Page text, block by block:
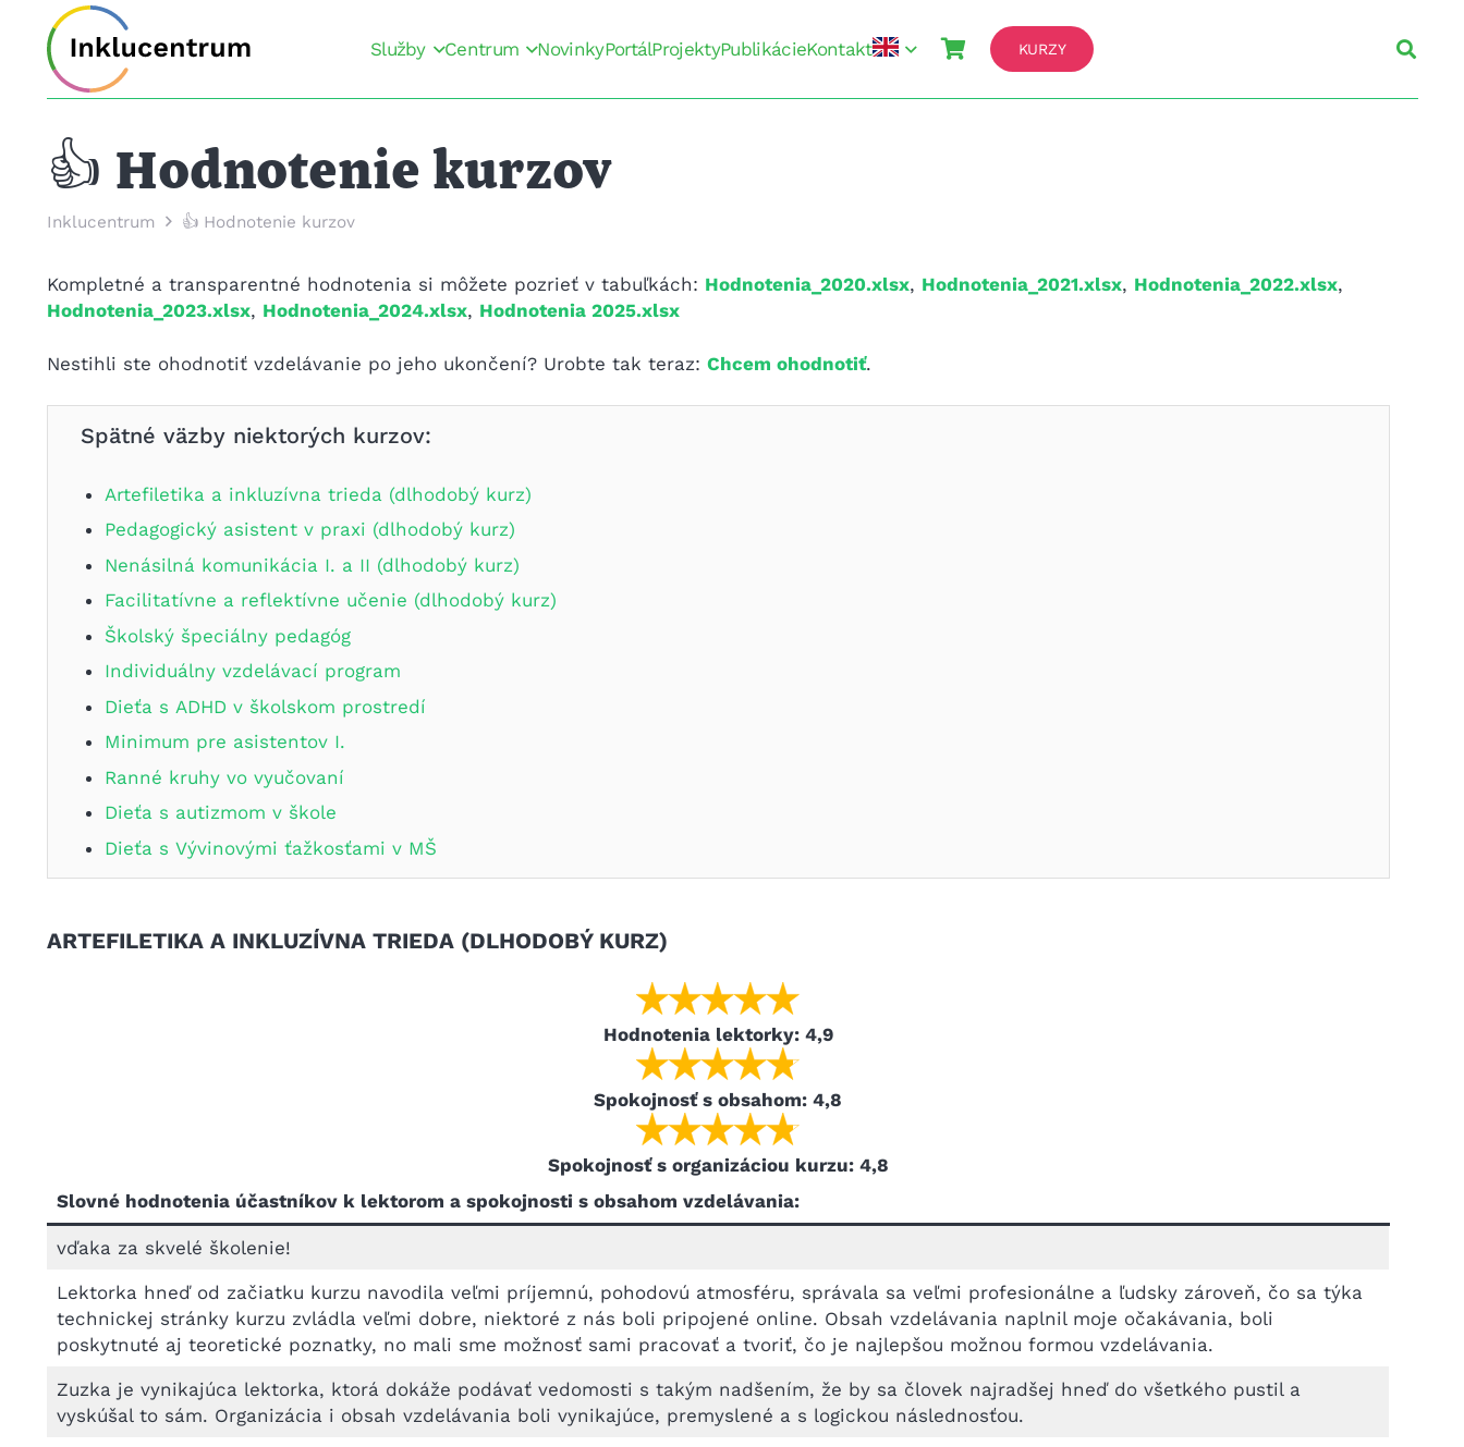
Služby Centrum NovinkyPortálProjektyPublikácieKontakt KURZY
👍 Hodnotenie kurzov
Inklucentrum 👍 Hodnotenie kurzov
Kompletné a transparentné hodnotenia si môžete pozrieť v tabuľkách: Hodnotenia_2020.xlsx, Hodnotenia_2021.xlsx, Hodnotenia_2022.xlsx,
Hodnotenia_2023.xlsx, Hodnotenia_2024.xlsx, Hodnotenia 2025.xlsx
Nestihli ste ohodnotiť vzdelávanie po jeho ukončení? Urobte tak teraz: Chcem ohodnotiť.
Spätné väzby niektorých kurzov:
Artefiletika a inkluzívna trieda (dlhodobý kurz)
Pedagogický asistent v praxi (dlhodobý kurz)
Nenásilná komunikácia I. a II (dlhodobý kurz)
Facilitatívne a reflektívne učenie (dlhodobý kurz)
Školský špeciálny pedagóg
Individuálny vzdelávací program
Dieťa s ADHD v školskom prostredí
Minimum pre asistentov I.
Ranné kruhy vo vyučovaní
Dieťa s autizmom v škole
Dieťa s Vývinovými ťažkosťami v MŠ
ARTEFILETIKA A INKLUZÍVNA TRIEDA (DLHODOBÝ KURZ)
Hodnotenia lektorky: 4,9
Spokojnosť s obsahom: 4,8
Spokojnosť s organizáciou kurzu: 4,8
Slovné hodnotenia účastníkov k lektorom a spokojnosti s obsahom vzdelávania:
vďaka za skvelé školenie!
Lektorka hneď od začiatku kurzu navodila veľmi príjemnú, pohodovú atmosféru, správala sa veľmi profesionálne a ľudsky zároveň, čo sa týka
technickej stránky kurzu zvládla veľmi dobre, niektoré z nás boli pripojené online. Obsah vzdelávania naplnil moje očakávania, boli
poskytnuté aj teoretické poznatky, no mali sme možnosť sami pracovať a tvoriť, čo je najlepšou možnou formou vzdelávania.
Zuzka je vynikajúca lektorka, ktorá dokáže podávať vedomosti s takým nadšením, že by sa človek najradšej hneď do všetkého pustil a
vyskúšal to sám. Organizácia i obsah vzdelávania boli vynikajúce, premyslené a s logickou následnosťou.